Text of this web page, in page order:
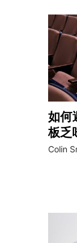
如何
板乏
Colin